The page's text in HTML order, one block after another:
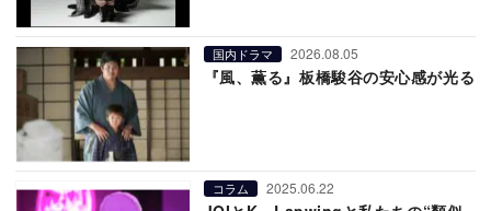
国内ドラマ 2026.08.05
『風、薫る』板橋駿谷の安心感が光る
コラム 2025.06.22